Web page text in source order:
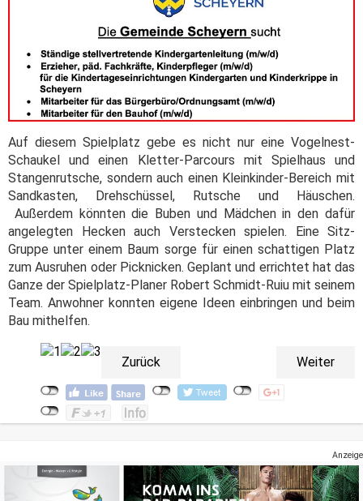
Auf diesem Spielplatz gebe es nicht nur eine Vogelnest-
Schaukel und einen Kletter-Parcours mit Spielhaus und
Stangenrutsche, sondern auch einen Kleinkinder-Bereich mit
Sandkasten, Drehschüssel, Rutsche und Häuschen.
Außerdem könnten die Buben und Mädchen in den dafür
angelegten Hecken auch Verstecken spielen. Eine Sitz-
Gruppe unter einem Baum sorge für einen schattigen Platz
zum Ausruhen oder Picknicken. Geplant und errichtet hat das
Ganze der Spielplatz-Planer Robert Schmidt-Ruiu mit seinem
Team. Anwohner konnten eigene Ideen einbringen und beim
Bau mithelfen.
Zurück Weiter
Anzeige